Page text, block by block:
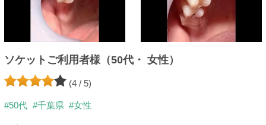
ソケットご利用者様（50代・ 女性）
(4 / 5)
#50代 #千葉県 #女性